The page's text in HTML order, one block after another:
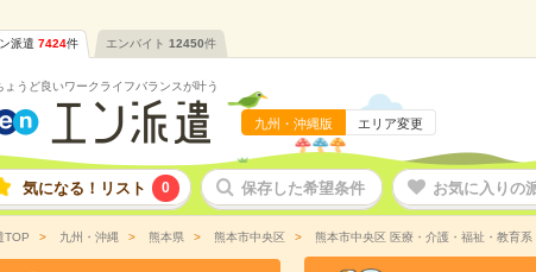
派遣 7424件 エンバイト 12450件
ょうど良いワークライフバランスが叶う
九州・沖縄版 エリア変更
気になる！リスト 0 保存した希望条件 お気に入りの
TOP 九州・沖縄 熊本県 熊本市中央区 熊本市中央区 医療・介護・福祉・教育系